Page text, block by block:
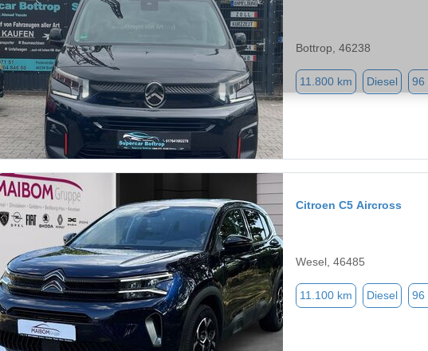
Bottrop, 46238
11.800 km Diesel 96
Citroen C5 Aircross
Wesel, 46485
11.100 km Diesel 96